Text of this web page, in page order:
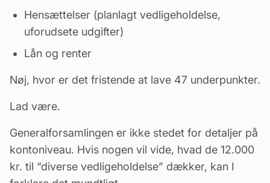
Hensættelser (planlagt vedligeholdelse,
uforudsete udgifter)
Lån og renter
Nøj, hvor er det fristende at lave 47 underpunkter.
Lad være.
Generalforsamlingen er ikke stedet for detaljer på
kontoniveau. Hvis nogen vil vide, hvad de 12.000
kr. til “diverse vedligeholdelse” dækker, kan I